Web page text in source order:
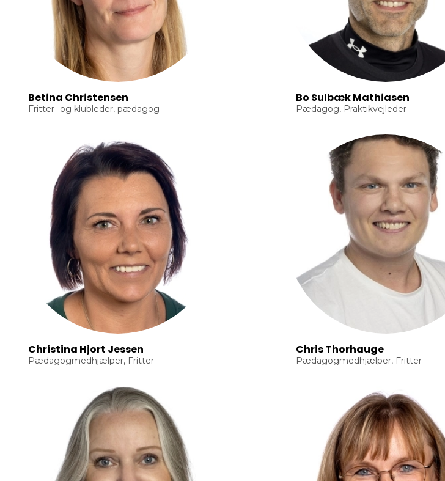
Betina Christensen
Fritter- og klubleder, pædagog
Bo Sulbæk Mathiasen
Pædagog, Praktikvejleder
Christina Hjort Jessen
Pædagogmedhjælper, Fritter
Chris Thorhauge
Pædagogmedhjælper, Fritter